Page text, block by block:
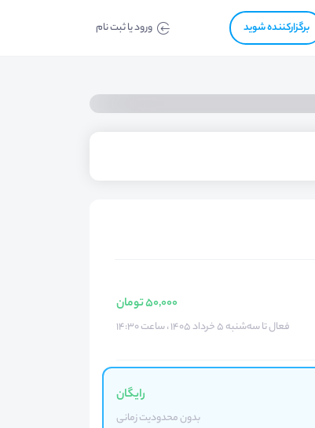
برگزار‌‌کننده شوید ورود یا ثبت نام
50,000 تومان
فعال تا سه‌شنبه ۵ خرداد ۱۴۰۵ ، ساعت ۱۴:۳۰
رایگان
بدون محدودیت زمانی